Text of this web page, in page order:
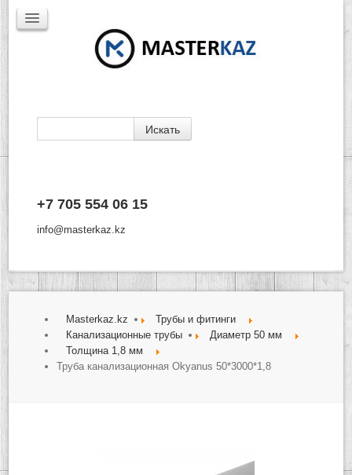
+7 705 554 06 15
info@masterkaz.kz
Доставка
Masterkaz.kz
Трубы и фитинги
Канализационные трубы
Диаметр 50 мм
Толщина 1,8 мм
Труба канализационная Okyanus 50*3000*1,8